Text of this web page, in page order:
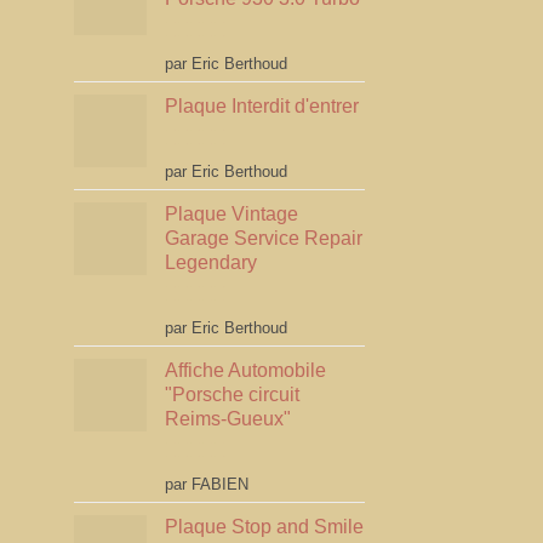
Note5sur 5
par Eric Berthoud
Plaque Interdit d'entrer
Note5sur 5
par Eric Berthoud
Plaque Vintage
Garage Service Repair
Legendary
Note5sur 5
par Eric Berthoud
Affiche Automobile
"Porsche circuit
Reims-Gueux"
Note5sur 5
par FABIEN
Plaque Stop and Smile